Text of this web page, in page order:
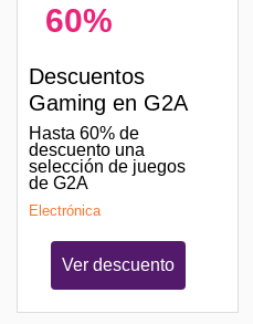
60%
Descuentos
Gaming en G2A
Hasta 60% de
descuento una
selección de juegos
de G2A
Electrónica
Ver descuento